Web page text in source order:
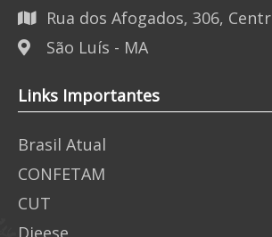
Rua dos Afogados, 306,
São Luís - MA
Links Importantes
Brasil Atual
CONFETAM
CUT
Dieese